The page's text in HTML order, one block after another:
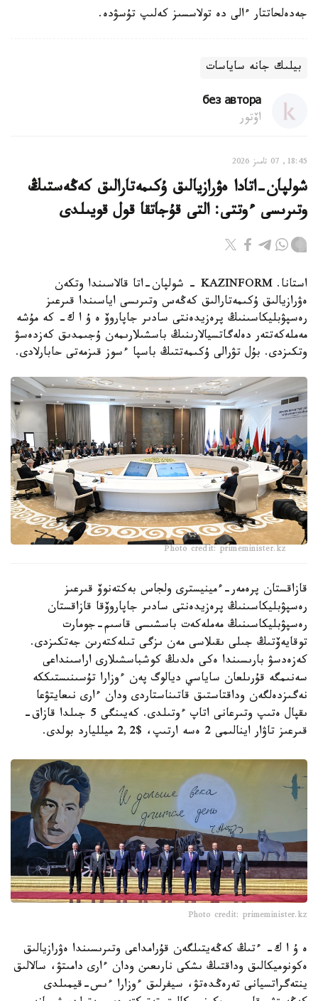
جەدەلحاتتار ءالى دە تولاسسىز كەلىپ تۇسۋدە.
بيلىك جانە ساياسات
без автора
اۆتور
18:45, 07 تامىز 2026
شولپان-اتادا ەۋرازيالىق ۇكىمەتارالىق كەڭەستىڭ
وتىرىسى ءوتتى: التى قۇجاتقا قول قويىلدى
استانا. KAZINFORM - شولپان-اتا قالاسىندا وتكەن
ەۋرازيالىق ۇكىمەتارالىق كەڭەس وتىرىسى اياسىندا قىرعىز
رەسپۋبليكاسىنىڭ پرەزيدەنتى سادىر جاپاروۆ ە ۇ ا ك- كە مۇشە
مەملەكەتتەر دەلەگاتسيالارىنىڭ باسشىلارىمەن ۇجىمدىق كەزدەسۋ
وتكىزدى. بۇل تۋرالى ۇكىمەتتىڭ باسپا ءسوز قىزمەتى حابارلادى.
Photo credit: primeminister.kz
قازاقستان پرەمەر-ءمينيسترى ولجاس بەكتەنوۆ قىرعىز
رەسپۋبليكاسىنىڭ پرەزيدەنتى سادىر جاپاروۆقا قازاقستان
رەسپۋبليكاسىنىڭ مەملەكەت باسشىسى قاسىم-جومارت
توقايەۆتىڭ جىلى ىقىلاسى مەن ىزگى تىلەكتەرىن جەتكىزدى.
كەزەدسۋ بارىسىندا ەكى ەلدىڭ كوشباسشىلارى اراسىنداعى
سەنىمگە قۇرىلعان ساياسي ديالوگ پەن ءوزارا تۇسىنىستىككە
نەگىزدەلگەن وداقتاستىق قاتىناستاردى ودان ءارى نىعايتۋعا
ىقپال ەتىپ وتىرعانى اتاپ ءوتىلدى. كەيىنگى 5 جىلدا قازاق-
قىرعىز تاۋار اينالىمى 2 ەسە ارتىپ، $2,2 ميلليارد بولدى.
Photo credit: primeminister.kz
ە ۇ ا ك- ءتىڭ كەڭەيتىلگەن قۇرامداعى وتىرىسىندا ەۋرازيالىق
ەكونوميكالىق وداقتىڭ ىشكى نارىعىن ودان ءارى دامىتۋ، سالالىق
ينتەگراتسيانى تەرەڭدەتۋ، سيفرلىق ءوزارا ءىس-قيمىلدى